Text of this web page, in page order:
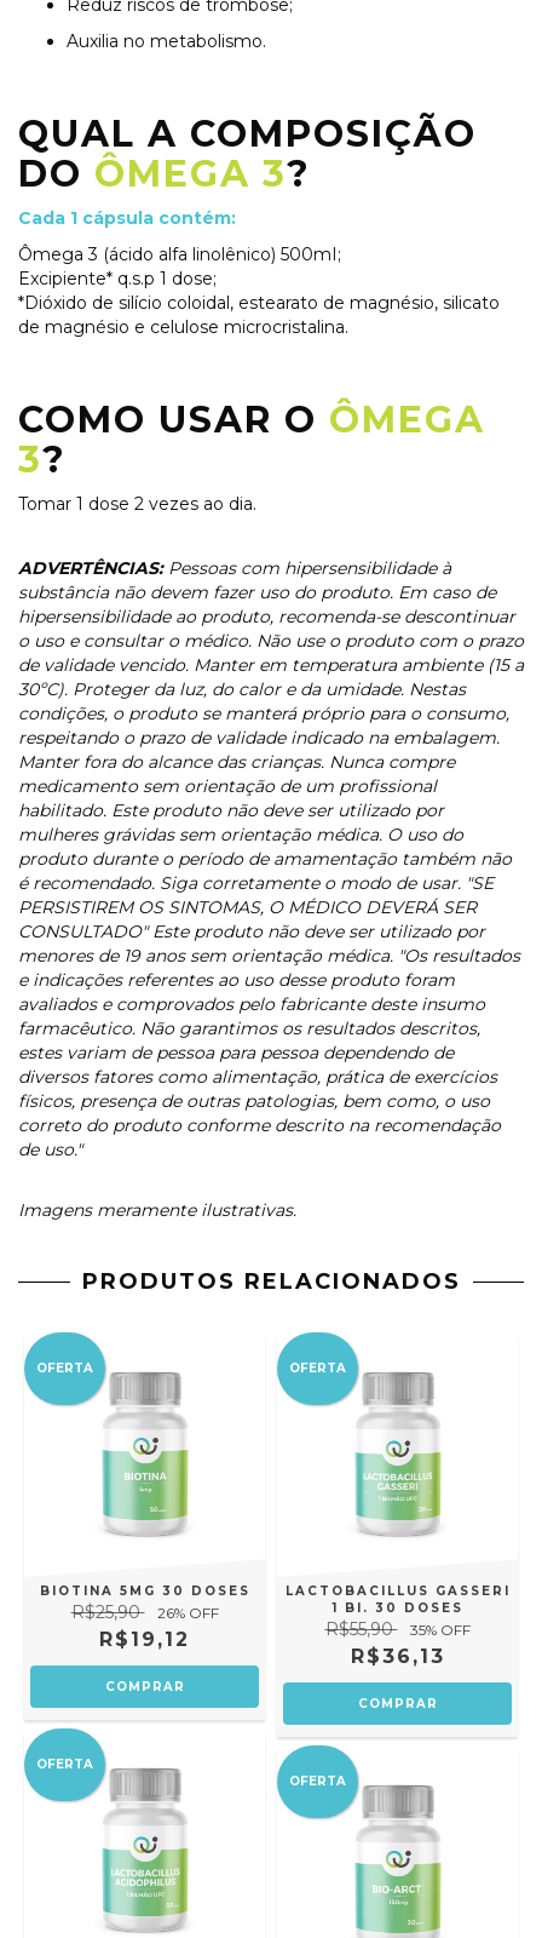
Reduz riscos de trombose;
Auxilia no metabolismo.
QUAL A COMPOSIÇÃO
DO ÔMEGA 3?
Cada 1 cápsula contém:
Ômega 3 (ácido alfa linolênico) 500mI;
Excipiente* q.s.p 1 dose;
*Dióxido de silício coloidal, estearato de magnésio, silicato
de magnésio e celulose microcristalina.
COMO USAR O ÔMEGA
3?
Tomar 1 dose 2 vezes ao dia.
ADVERTÊNCIAS:Pessoas com hipersensibilidade à
substância não devem fazer uso do produto. Em caso de
hipersensibilidade ao produto, recomenda-se descontinuar
o uso e consultar o médico. Não use o produto com o prazo
de validade vencido. Manter em temperatura ambiente (15 a
30ºC). Proteger da luz, do calor e da umidade. Nestas
condições, o produto se manterá próprio para o consumo,
respeitando o prazo de validade indicado na embalagem.
Manter fora do alcance das crianças. Nunca compre
medicamento sem orientação de um profissional
habilitado. Este produto não deve ser utilizado por
mulheres grávidas sem orientação médica. O uso do
produto durante o período de amamentação também não
é recomendado. Siga corretamente o modo de usar. "SE
PERSISTIREM OS SINTOMAS, O MÉDICO DEVERÁ SER
CONSULTADO" Este produto não deve ser utilizado por
menores de 19 anos sem orientação médica. "Os resultados
e indicações referentes ao uso desse produto foram
avaliados e comprovados pelo fabricante deste insumo
farmacêutico. Não garantimos os resultados descritos,
estes variam de pessoa para pessoa dependendo de
diversos fatores como alimentação, prática de exercícios
físicos, presença de outras patologias, bem como, o uso
correto do produto conforme descrito na recomendação
de uso."
Imagens meramente ilustrativas.
PRODUTOS RELACIONADOS
OFERTA
BIOTINA 5MG 30 DOSES
R$25,90 26% OFF
R$19,12
OFERTA
LACTOBACILLUS GASSERI
1 BI. 30 DOSES
R$55,90 35% OFF
R$36,13
OFERTA
OFERTA